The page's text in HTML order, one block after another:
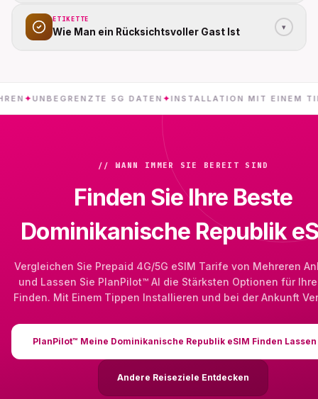
ETIKETTE
Wie Man ein Rücksichtsvoller Gast Ist ▾
5G DATEN✦ INSTALLATION MIT EINEM TIPPEN✦
// WANN IMMER SIE BEREIT SIND
Finden Sie Ihre Beste
Dominikanische Republik
Vergleichen Sie Prepaid 4G/5G eSIM Tarife von Mehreren
und Lassen Sie PlanPilot™ AI die Stärksten Optionen für
Finden. Mit Einem Tippen Installieren und bei der Ankunft
PlanPilot™ Meine Dominikanische Republik eSIM Finden Lassen
Andere Reiseziele Entdecken